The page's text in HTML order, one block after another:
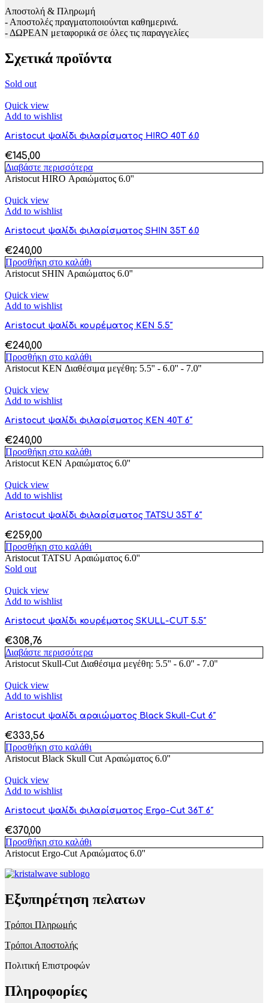
Αποστολή & Πληρωμή
- Αποστολές πραγματοποιούνται καθημερινά.
- ΔΩΡΕΑΝ μεταφορικά σε όλες τις παραγγελίες
Σχετικά προϊόντα
Sold out
Quick view
Add to wishlist
Aristocut ψαλίδι φιλαρίσματος HIRO 40T 6.0
€145,00
Διαβάστε περισσότερα
Aristocut HIRO Αραιώματος 6.0''
Quick view
Add to wishlist
Aristocut ψαλίδι φιλαρίσματος SHIN 35T 6.0
€240,00
Προσθήκη στο καλάθι
Aristocut SHIN Αραιώματος 6.0''
Quick view
Add to wishlist
Aristocut ψαλίδι κουρέματος KEN 5.5″
€240,00
Προσθήκη στο καλάθι
Aristocut KEN Διαθέσιμα μεγέθη: 5.5'' - 6.0'' - 7.0''
Quick view
Add to wishlist
Aristocut ψαλίδι φιλαρίσματος KEN 40T 6″
€240,00
Προσθήκη στο καλάθι
Aristocut KEN Αραιώματος 6.0''
Quick view
Add to wishlist
Aristocut ψαλίδι φιλαρίσματος TATSU 35T 6″
€259,00
Προσθήκη στο καλάθι
Aristocut TATSU Αραιώματος 6.0''
Sold out
Quick view
Add to wishlist
Aristocut ψαλίδι κουρέματος SKULL-CUT 5.5″
€308,76
Διαβάστε περισσότερα
Aristocut Skull-Cut Διαθέσιμα μεγέθη: 5.5'' - 6.0'' - 7.0''
Quick view
Add to wishlist
Aristocut ψαλίδι αραιώματος Black Skull-Cut 6″
€333,56
Προσθήκη στο καλάθι
Aristocut Black Skull Cut Αραιώματος 6.0''
Quick view
Add to wishlist
Aristocut ψαλίδι φιλαρίσματος Ergo-Cut 36T 6″
€370,00
Προσθήκη στο καλάθι
Aristocut Ergo-Cut Αραιώματος 6.0''
Εξυπηρέτηση πελατων
Τρόποι Πληρωμής
Τρόποι Αποστολής
Πολιτική Επιστροφών
Πληροφορίες